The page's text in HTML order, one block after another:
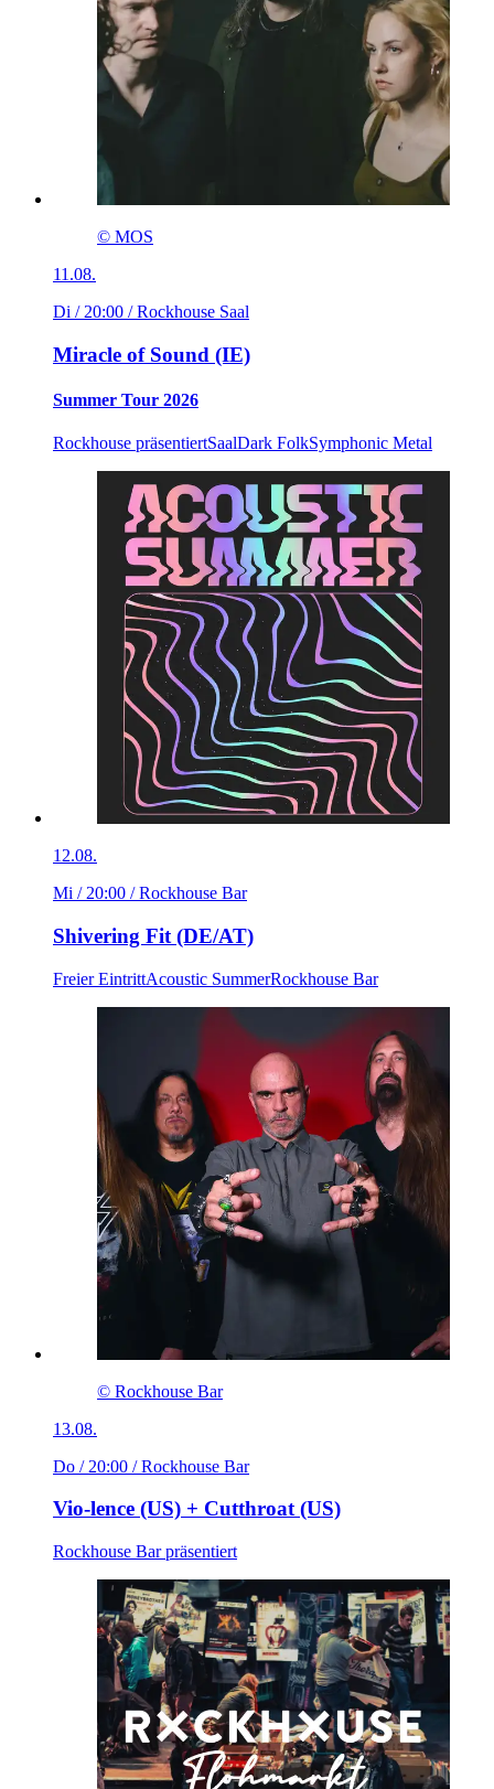
© MOS
11.08.
Di / 20:00 / Rockhouse Saal
Miracle of Sound (IE)
Summer Tour 2026
Rockhouse präsentiertSaalDark FolkSymphonic Metal
12.08.
Mi / 20:00 / Rockhouse Bar
Shivering Fit (DE/AT)
Freier EintrittAcoustic SummerRockhouse Bar
© Rockhouse Bar
13.08.
Do / 20:00 / Rockhouse Bar
Vio-lence (US) + Cutthroat (US)
Rockhouse Bar präsentiert